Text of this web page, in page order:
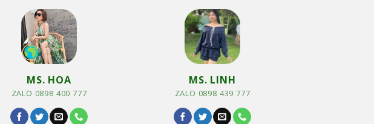
MS. HOA
ZALO 0898 400 777
MS. LINH
ZALO 0898 439 777